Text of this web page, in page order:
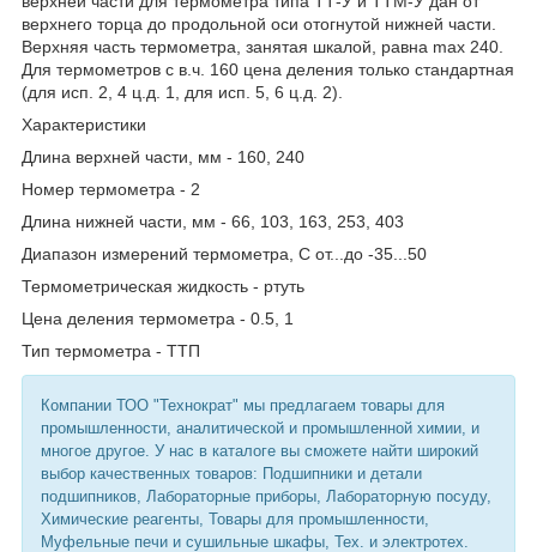
верхнего торца до продольной оси отогнутой нижней части.
Верхняя часть термометра, занятая шкалой, равна max 240.
Для термометров с в.ч. 160 цена деления только стандартная
(для исп. 2, 4 ц.д. 1, для исп. 5, 6 ц.д. 2).
Характеристики
Длина верхней части, мм - 160, 240
Номер термометра - 2
Длина нижней части, мм - 66, 103, 163, 253, 403
Диапазон измерений термометра, С от...до -35...50
Термометрическая жидкость - ртуть
Цена деления термометра - 0.5, 1
Тип термометра - ТТП
Компании ТОО "Технократ" мы предлагаем товары для
промышленности, аналитической и промышленной химии, и
многое другое. У нас в каталоге вы сможете найти широкий
выбор качественных товаров: Подшипники и детали
подшипников, Лабораторные приборы, Лабораторную посуду,
Химические реагенты, Товары для промышленности,
Муфельные печи и сушильные шкафы, Тех. и электротех.